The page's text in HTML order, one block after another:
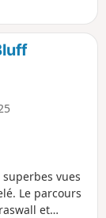
de nous,
habituels
est
est
vallonnées
vues
Le parcours
et